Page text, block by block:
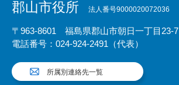
郡山市役所 法人番号9000020072036
〒963-8601 福島県郡山市朝日一丁目23-7
電話番号：024-924-2491（代表）
所属別連絡先一覧